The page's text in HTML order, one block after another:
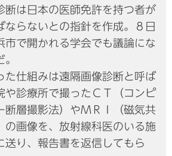
断は日本の医師免許を持つ者が
ならないとの指針を作成。８日
市で開かれる学会でも議論にな
た仕組みは遠隔画像診断と呼ば
や診療所で撮ったＣＴ（コンピ
断層撮影法）やＭＲＩ（磁気共
の画像を、放射線科医のいる施
送り、報告書を返信してもら